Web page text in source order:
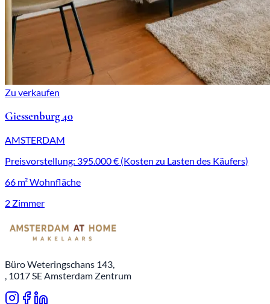
Zu verkaufen
Giessenburg 40
AMSTERDAM
Preisvorstellung: 395.000 € (Kosten zu Lasten des Käufers)
66 m² Wohnfläche
2 Zimmer
Büro Weteringschans 143,
, 1017 SE Amsterdam Zentrum